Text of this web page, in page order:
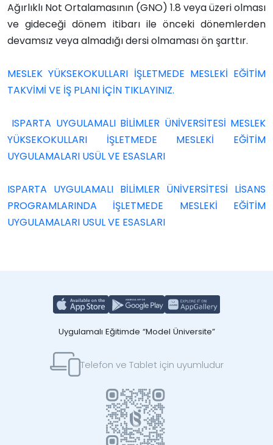
Ağırlıklı Not Ortalamasının (GNO) 1.8 veya üzeri olması
ve gideceği dönem itibarı ile önceki dönemlerden
devamsız veya almadığı dersi olmaması ön şarttır.
MESLEK YÜKSEKOKULLARI İŞLETMEDE MESLEKİ EĞİTİM
TAKVİMİ VE İŞ PLANI İÇİN TIKLAYINIZ.
ISPARTA UYGULAMALI BİLİMLER ÜNİVERSİTESİ MESLEK
YÜKSEKOKULLARI İŞLETMEDE MESLEKİ EĞİTİM
UYGULAMALARI USÜL VE ESASLARI
ISPARTA UYGULAMALI BİLİMLER ÜNİVERSİTESİ LİSANS
PROGRAMLARINDA İŞLETMEDE MESLEKİ EĞİTİM
UYGULAMALARI USUL VE ESASLARI
Uygulamalı Eğitimde “Model Üniversite”
Telefon ve Tablet için uyumludur